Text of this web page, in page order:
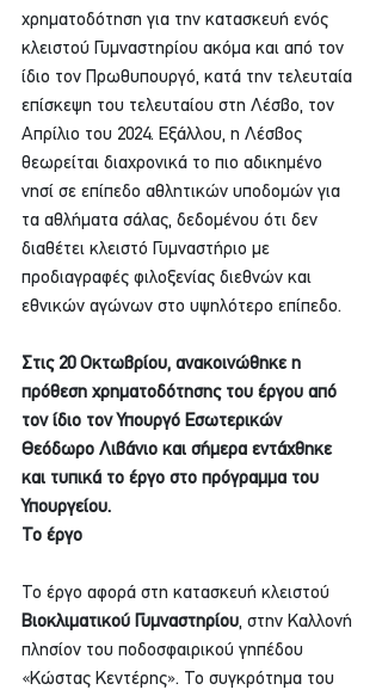
χρηματοδότηση για την κατασκευή ενός
κλειστού Γυμναστηρίου ακόμα και από τον
ίδιο τον Πρωθυπουργό, κατά την τελευταία
επίσκεψη του τελευταίου στη Λέσβο, τον
Απρίλιο του 2024. Εξάλλου, η Λέσβος
θεωρείται διαχρονικά το πιο αδικημένο
νησί σε επίπεδο αθλητικών υποδομών για
τα αθλήματα σάλας, δεδομένου ότι δεν
διαθέτει κλειστό Γυμναστήριο με
προδιαγραφές φιλοξενίας διεθνών και
εθνικών αγώνων στο υψηλότερο επίπεδο.
Στις 20 Οκτωβρίου, ανακοινώθηκε η
πρόθεση χρηματοδότησης του έργου από
τον ίδιο τον Υπουργό Εσωτερικών
Θεόδωρο Λιβάνιο και σήμερα εντάχθηκε
και τυπικά το έργο στο πρόγραμμα του
Υπουργείου.
Το έργο
Το έργο αφορά στη κατασκευή κλειστού
Βιοκλιματικού Γυμναστηρίου, στην Καλλονή
πλησίον του ποδοσφαιρικού γηπέδου
«Κώστας Κεντέρης». Το συγκρότημα του